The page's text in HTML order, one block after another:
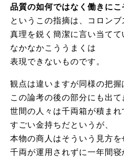
品質の如何ではなく働きにこ
というこの指摘は、コロンブ
真理を鋭く簡潔に言い当てて
なかなかこううまくは
表現できないものです。
観点は違いますが同様の把握
この論考の後の部分にも出て
世間の人々は千両箱が積まれ
すごい金持ちだというが、
本物の商人はそういう見方を
千両が運用されずに一年間寝